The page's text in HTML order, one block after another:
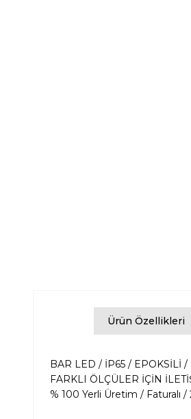
Ürün Özellikleri
BAR LED / İP65 / EPOKSİLİ
FARKLI ÖLÇÜLER İÇİN
% 100 Yerli Üretim / Faturalı /